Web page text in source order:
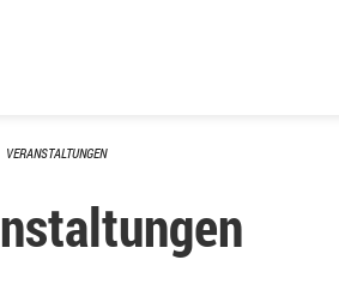
VERANSTALTUNGEN